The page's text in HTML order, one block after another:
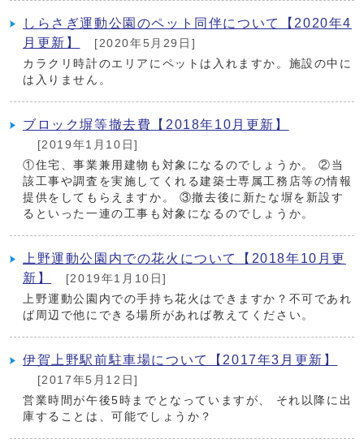
しらさぎ運動公園のペット同伴について【2020年4
月更新】
[2020年5月29日]
カラクリ時計のエリアにペットは入れますか。施設の中に
は入りません。
ブロック塀等撤去費【2018年10月更新】
[2019年1月10日]
①住宅、事業兼用建物も対象になるのでしょうか。 ②当
該工事や調査を実施してくれる建築士専属工務店等の情報
提供をしてもらえますか。 ③撤去後に新たな塀を新設す
るといった一連の工事も対象になるのでしょうか。
上野運動公園内での花火について【2018年10月更
新】
[2019年1月10日]
上野運動公園内での手持ち花火はできますか？不可であれ
ば周辺で他にできる場所があれば教えてください。
伊賀上野駅前駐車場について【2017年3月更新】
[2017年5月12日]
営業時間が午後5時までとなっていますが、 それ以降に出
庫することは、可能でしょうか？